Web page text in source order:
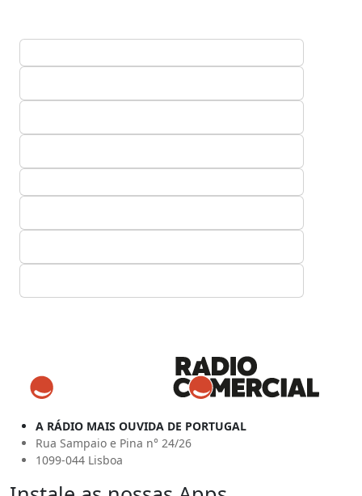
A RÁDIO MAIS OUVIDA DE PORTUGAL
Rua Sampaio e Pina n° 24/26
1099-044 Lisboa